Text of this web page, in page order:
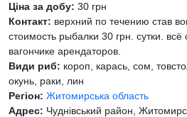
Ціна за добу: 30 грн
Контакт: верхний по течению став
стоимость рыбалки 30 грн. сутки.
вагончике арендаторов.
Види риб: короп, карась, сом,
окунь, раки, лин
Регіон: Житомирська область
Адрес: Чуднівський район,